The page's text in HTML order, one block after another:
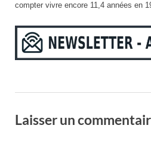
compter vivre encore 11,4 années en
Laisser un